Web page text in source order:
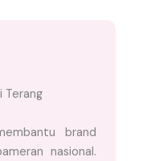
Terang
brand
nasional.